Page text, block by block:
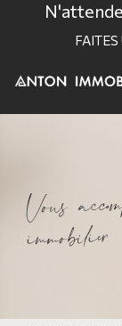
Vous acco
immobilier